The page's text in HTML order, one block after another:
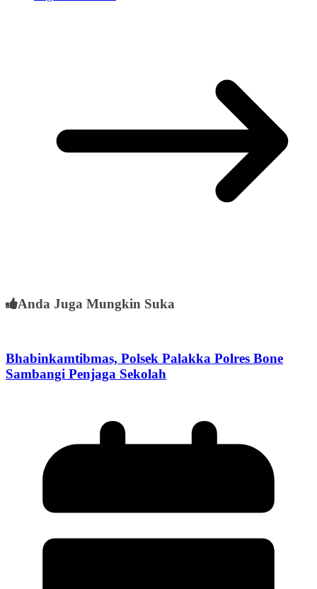
Anda Juga Mungkin Suka
Bhabinkamtibmas, Polsek Palakka Polres Bone
Sambangi Penjaga Sekolah